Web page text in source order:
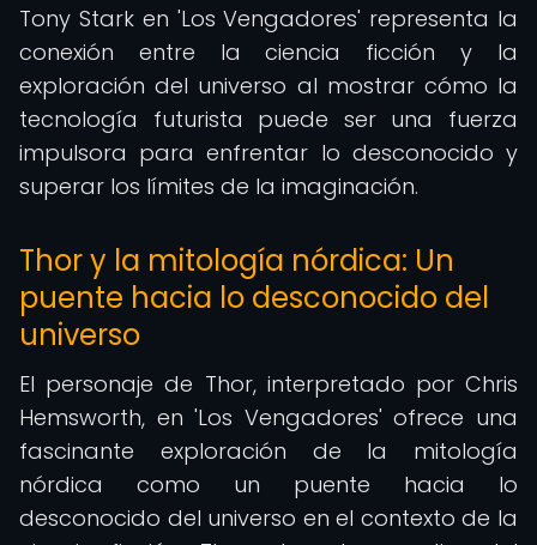
Tony Stark en 'Los Vengadores' representa la
conexión entre la ciencia ficción y la
exploración del universo al mostrar cómo la
tecnología futurista puede ser una fuerza
impulsora para enfrentar lo desconocido y
superar los límites de la imaginación.
Thor y la mitología nórdica: Un
puente hacia lo desconocido del
universo
El personaje de Thor, interpretado por Chris
Hemsworth, en 'Los Vengadores' ofrece una
fascinante exploración de la mitología
nórdica como un puente hacia lo
desconocido del universo en el contexto de la